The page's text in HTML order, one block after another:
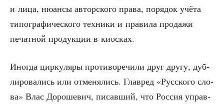
и лица, нюан­сы автор­ско­го пра­ва, поря­док учё­та
типо­гра­фи­че­ско­го тех­ни­ки и пра­ви­ла про­да­жи
печат­ной про­дук­ции в киосках.
Ино­гда цир­ку­ля­ры про­ти­во­ре­чи­ли друг дру­гу, дуб­
ли­ро­ва­лись или отме­ня­лись. Главред «Рус­ско­го сло­
ва» Влас Доро­ше­вич, писав­ший, что Рос­сия управ­